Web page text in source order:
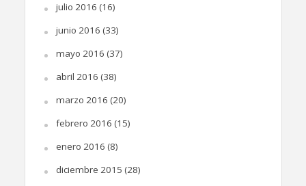
julio 2016 (16)
junio 2016 (33)
mayo 2016 (37)
abril 2016 (38)
marzo 2016 (20)
febrero 2016 (15)
enero 2016 (8)
diciembre 2015 (28)